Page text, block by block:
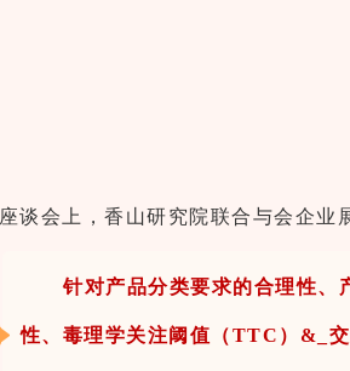
座谈会上，香山研究院联合与会企业
针对产品分类要求的合理性、
性、毒理学关注阈值（TTC）&_